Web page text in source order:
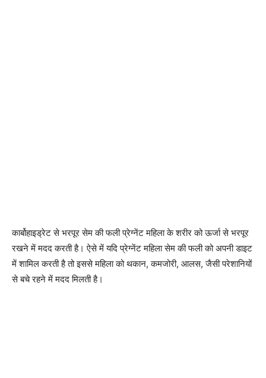
कार्बोहाइड्रेट से भरपूर सेम की फली प्रेग्नेंट महिला के शरीर को ऊर्जा से भरपूर
रखने में मदद करती है। ऐसे में यदि प्रेग्नेंट महिला सेम की फली को अपनी डाइट
में शामिल करती है तो इससे महिला को थकान, कमजोरी, आलस, जैसी परेशानियों
से बचे रहने में मदद मिलती है।